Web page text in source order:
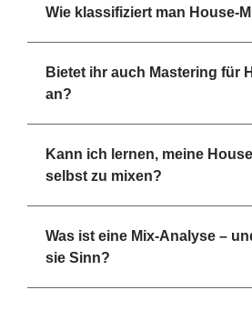
Wie klassifiziert man House-
Bietet ihr auch Mastering für
an?
Kann ich lernen, meine
selbst zu mixen?
Was ist eine Mix-Analyse –
sie Sinn?